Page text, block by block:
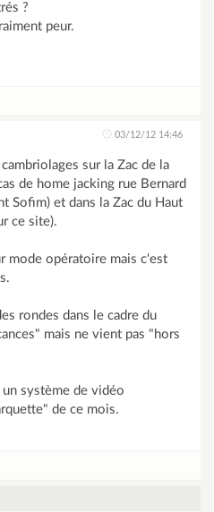
?
peur.
03/12/12 14:46
sur la Zac de la
de home jacking rue Bernard
Sofim) et dans la Zac du Haut
ce site).
mode opératoire mais c'est
rondes dans le cadre du
mais ne vient pas "hors
système de vidéo
de ce mois.